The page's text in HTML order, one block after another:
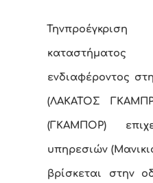
Την
ενδιαφέροντος
(ΛΑΚΑΤΟΣ
(ΓΚΑΜΠΟΡ)
υπηρεσιών
βρίσκεται στην